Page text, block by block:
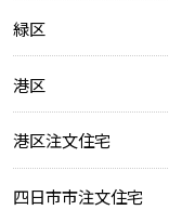
緑区
港区
港区注文住宅
四日市市注文住宅